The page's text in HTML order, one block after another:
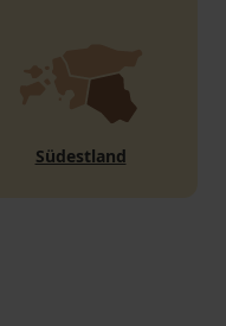
Südestland